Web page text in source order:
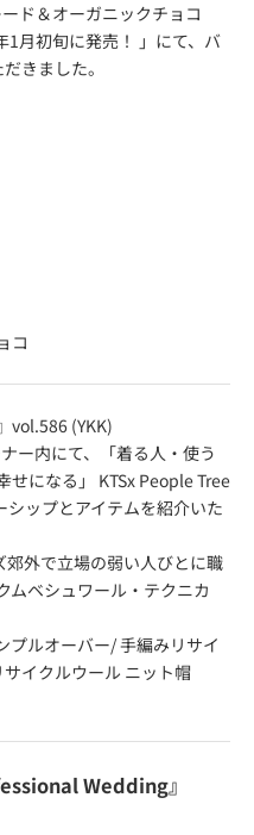
ド＆オーガニックチョコ
月初旬に発売！ 」にて、バ
きました。
コ
vol.586 (YKK)
ー内にて、「着る人・使う
になる」 KTSx People Tree
シップとアイテムを紹介いた
郊外で立場の弱い人びとに職
ムベシュワール・テクニカ
プルオーバー/手編みリサイ
イクルウール ニット帽
Wedding』